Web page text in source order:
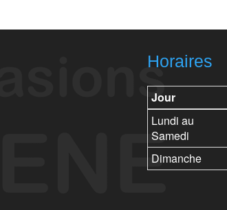
Horaires
Jour
Lundi au
Samedi
Dimanche